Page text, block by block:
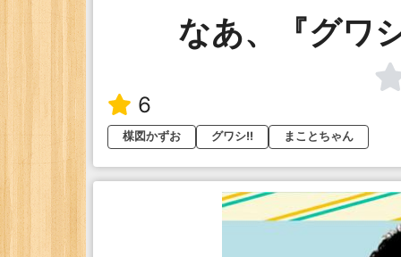
なあ、『グワ
6
楳図かずお グワシ!! まことちゃん